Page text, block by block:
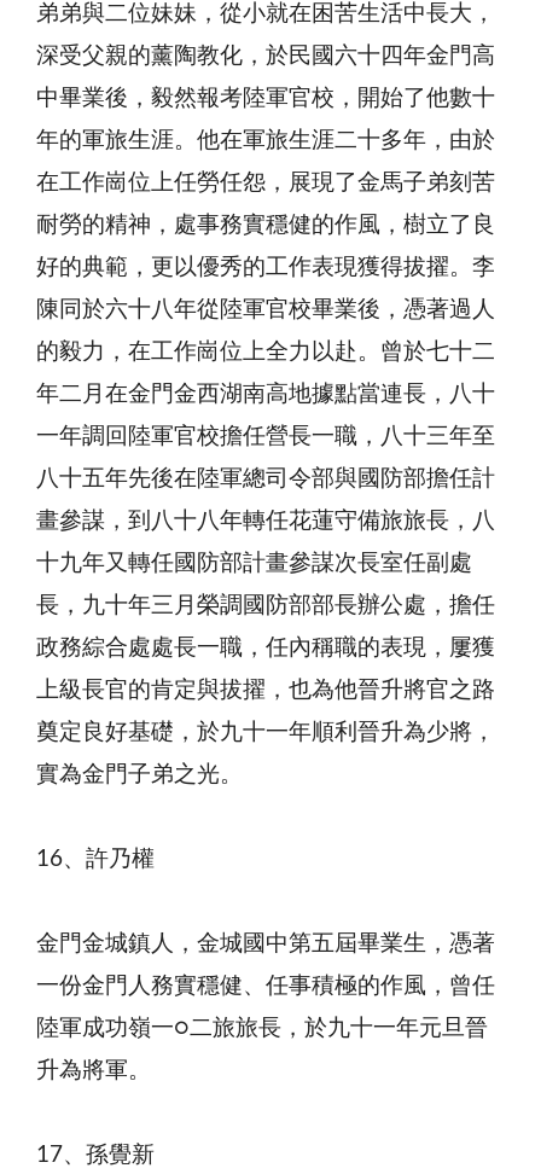
弟弟與二位妹妹，從小就在困苦生活中長大，
深受父親的薰陶教化，於民國六十四年金門高
中畢業後，毅然報考陸軍官校，開始了他數十
年的軍旅生涯。他在軍旅生涯二十多年，由於
在工作崗位上任勞任怨，展現了金馬子弟刻苦
耐勞的精神，處事務實穩健的作風，樹立了良
好的典範，更以優秀的工作表現獲得拔擢。李
陳同於六十八年從陸軍官校畢業後，憑著過人
的毅力，在工作崗位上全力以赴。曾於七十二
年二月在金門金西湖南高地據點當連長，八十
一年調回陸軍官校擔任營長一職，八十三年至
八十五年先後在陸軍總司令部與國防部擔任計
畫參謀，到八十八年轉任花蓮守備旅旅長，八
十九年又轉任國防部計畫參謀次長室任副處
長，九十年三月榮調國防部部長辦公處，擔任
政務綜合處處長一職，任內稱職的表現，屢獲
上級長官的肯定與拔擢，也為他晉升將官之路
奠定良好基礎，於九十一年順利晉升為少將，
實為金門子弟之光。
16、許乃權
金門金城鎮人，金城國中第五屆畢業生，憑著
一份金門人務實穩健、任事積極的作風，曾任
陸軍成功嶺一○二旅旅長，於九十一年元旦晉
升為將軍。
17、孫覺新